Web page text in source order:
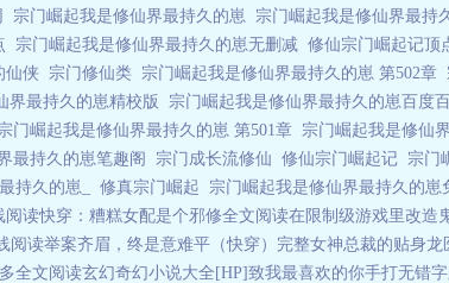
宗门崛起我是修仙界最持久的崽 宗门崛起我是修仙界最持
宗门崛起我是修仙界最持久的崽无删减 修仙宗门崛起记顶
仙侠 宗门修仙类 宗门崛起我是修仙界最持久的崽 第502章
界最持久的崽精校版 宗门崛起我是修仙界最持久的崽百度
门崛起我是修仙界最持久的崽 第501章 宗门崛起我是修仙
最持久的崽笔趣阁 宗门成长流修仙 修仙宗门崛起记 宗门
持久的崽_ 修真宗门崛起 宗门崛起我是修仙界最持久的崽
阅读快穿：糟糕女配是个邪修全文阅读在限制级游戏里改造
阅读举案齐眉，终是意难平（快穿）完整女神总裁的贴身龙
全文阅读玄幻奇幻小说大全 [HP]致我最喜欢的你手打无错字